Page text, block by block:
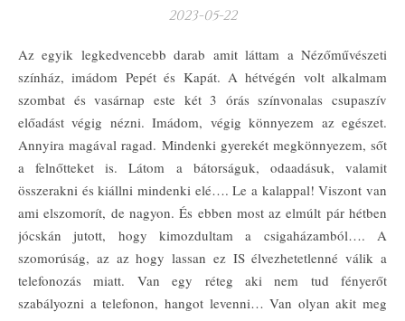
2023-05-22
Az egyik legkedvencebb darab amit láttam a Nézőművészeti
színház, imádom Pepét és Kapát. A hétvégén volt alkalmam
szombat és vasárnap este két 3 órás színvonalas csupaszív
előadást végig nézni. Imádom, végig könnyezem az egészet.
Annyira magával ragad. Mindenki gyerekét megkönnyezem, sőt
a felnőtteket is. Látom a bátorságuk, odaadásuk, valamit
összerakni és kiállni mindenki elé…. Le a kalappal! Viszont van
ami elszomorít, de nagyon. És ebben most az elmúlt pár hétben
jócskán jutott, hogy kimozdultam a csigaházamból…. A
szomorúság, az az hogy lassan ez IS élvezhetetlenné válik a
telefonozás miatt. Van egy réteg aki nem tud fényerőt
szabályozni a telefonon, hangot levenni… Van olyan akit meg